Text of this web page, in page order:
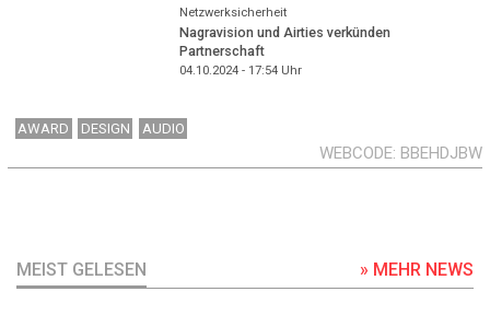
Netzwerksicherheit
Nagravision und Airties verkünden
Partnerschaft
04.10.2024 - 17:54Uhr
AWARD DESIGN AUDIO
WEBCODE BBEHDJBW
MEIST GELESEN » MEHR NEWS